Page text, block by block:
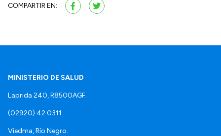
COMPARTIR EN:
MINISTERIO DE SALUD
Laprida 240, R8500AGF.
(02920) 42 0311.
Viedma, Río Negro.